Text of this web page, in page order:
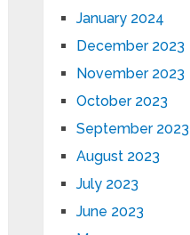
January 2024
December 2023
November 2023
October 2023
September 2023
August 2023
July 2023
June 2023